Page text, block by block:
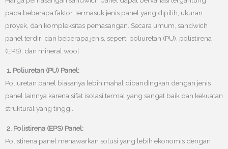
pada beberapa faktor, termasuk jenis panel yang dipilih, ukuran
proyek, dan kompleksitas pemasangan. Secara umum, sandwich
panel terdiri dari beberapa jenis, seperti poliuretan (PU), polistirena
(EPS), dan mineral wool.
1. Poliuretan (PU) Panel:
Poliuretan panel biasanya lebih mahal dibandingkan dengan jenis
panel lainnya karena sifat isolasi termal yang sangat baik dan kekuatan
struktural yang tinggi.
2. Polistirena (EPS) Panel:
Polistirena panel menawarkan solusi yang lebih ekonomis dengan